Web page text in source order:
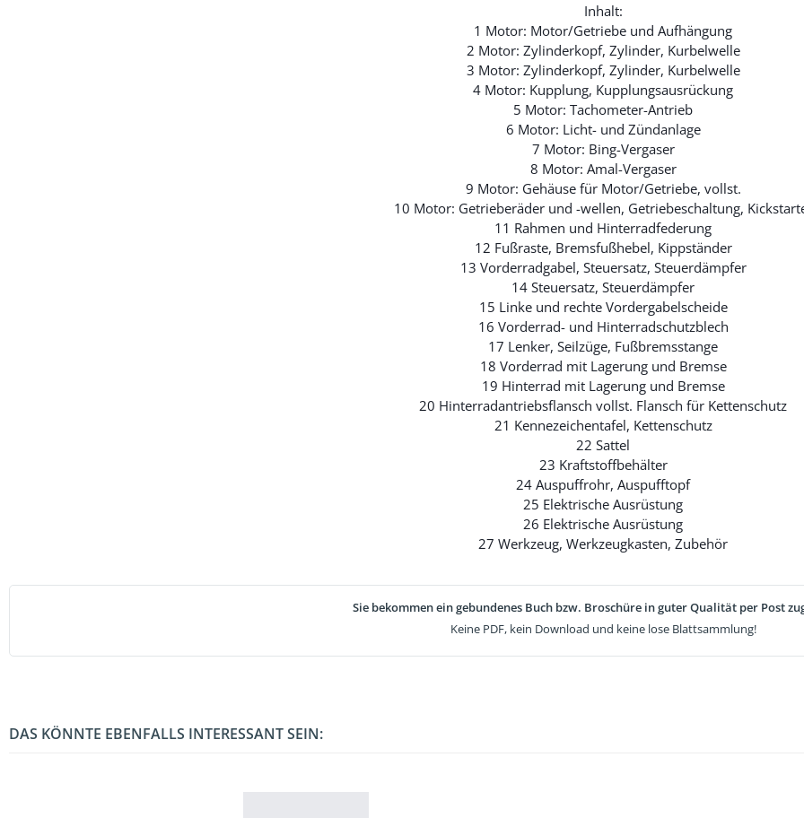
Inhalt:
1 Motor: Motor/Getriebe und Aufhängung
2 Motor: Zylinderkopf, Zylinder, Kurbelwelle
3 Motor: Zylinderkopf, Zylinder, Kurbelwelle
4 Motor: Kupplung, Kupplungsausrückung
5 Motor: Tachometer-Antrieb
6 Motor: Licht- und Zündanlage
7 Motor: Bing-Vergaser
8 Motor: Amal-Vergaser
9 Motor: Gehäuse für Motor/Getriebe, vollst.
10 Motor: Getrieberäder und -wellen, Getriebeschaltung,
11 Rahmen und Hinterradfederung
12 Fußraste, Bremsfußhebel, Kippständer
13 Vorderradgabel, Steuersatz, Steuerdämpfer
14 Steuersatz, Steuerdämpfer
15 Linke und rechte Vordergabelscheide
16 Vorderrad- und Hinterradschutzblech
17 Lenker, Seilzüge, Fußbremsstange
18 Vorderrad mit Lagerung und Bremse
19 Hinterrad mit Lagerung und Bremse
20 Hinterradantriebsflansch vollst. Flansch für Kettenschutz
21 Kennezeichentafel, Kettenschutz
22 Sattel
23 Kraftstoffbehälter
24 Auspuffrohr, Auspufftopf
25 Elektrische Ausrüstung
26 Elektrische Ausrüstung
27 Werkzeug, Werkzeugkasten, Zubehör
Sie bekommen ein gebundenes Buch bzw. Broschüre in guter Qualität per Post
Keine PDF, kein Download und keine lose Blattsammlung!
DAS KÖNNTE EBENFALLS INTERESSANT SEIN: